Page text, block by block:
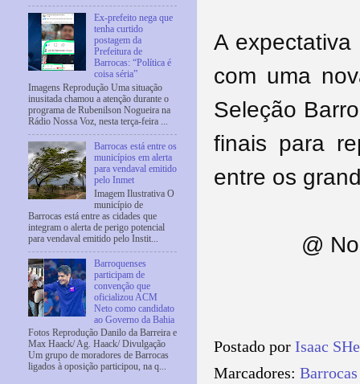
A
com uma
Seleção
finais para
entre os
@
Postado por Isaac
Marcadores:
Ex-prefeito nega que
tenha curtido
postagem da
Prefeitura de
Barrocas: “Política é
coisa séria”
Imagens Reprodução Uma situação
inusitada chamou a atenção durante o
programa de Rubenilson Nogueira na
Rádio Nossa Voz, nesta terça-feira ...
Barrocas está entre os
municípios em alerta
para vendaval emitido
pelo Inmet
Imagem Ilustrativa O
município de
Barrocas está entre as cidades que
integram o alerta de perigo potencial
para vendaval emitido pelo Instit...
Barroquenses
participam de
convenção que
oficializou ACM
Neto como candidato
ao Governo da Bahia
Fotos Reprodução Danilo da Barreira e
Max Haack/ Ag. Haack/ Divulgação
Um grupo de moradores de Barrocas
ligados à oposição participou, na q...